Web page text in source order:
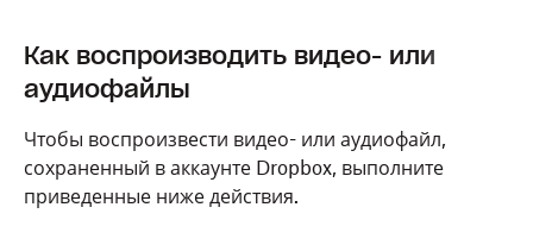
Как воспроизводить видео- или
аудиофайлы
Чтобы воспроизвести видео- или аудиофайл,
сохраненный в аккаунте Dropbox, выполните
приведенные ниже действия.